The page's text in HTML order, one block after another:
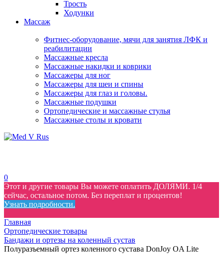
Трость
Ходунки
Массаж
Фитнес-оборудование, мячи для занятия ЛФК и
реабилитации
Массажные кресла
Массажные накидки и коврики
Массажеры для ног
Массажеры для шеи и спины
Массажеры для глаз и головы.
Массажные подушки
Ортопедические и массажные стулья
Массажные столы и кровати
0
Этот и другие товары Вы можете оплатить ДОЛЯМИ. 1/4
сейчас, остальное потом. Без переплат и процентов!
Узнать подробности.
Главная
Ортопедические товары
Бандажи и ортезы на коленный сустав
Полуразъемный ортез коленного сустава DonJoy OA Lite